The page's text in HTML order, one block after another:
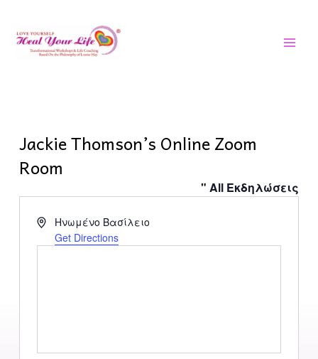
περιεχόμενο
Jackie Thomson’s Online Zoom
Room
" All Εκδηλώσεις
AddressΗνωμένο Βασίλειο
Get Directions